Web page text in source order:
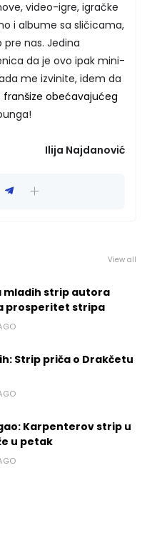
video-igre, igračke
i albume sa sličicama,
nas. Jedina
da je ovo ipak mini-
me izvinite, idem da
franšize obećavajućeg
Ilija Najdanović
View all
mladih strip autora
prosperitet stripa
Strip priča o Drakčetu
Karpenterov strip u
u petak